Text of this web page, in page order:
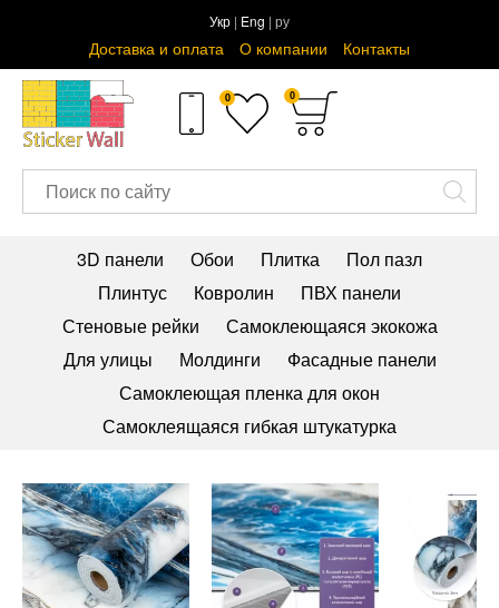
Укр | Eng | ру
Доставка и оплата О компании Контакты
0 0
3D панели Обои Плитка
Пол пазл
Плинтус
Ковролин
ПВХ панели
Стеновые рейки
Самоклеющаяся экокожа
Для улицы
Молдинги
Фасадные панели
Самоклеющая пленка для окон
Самоклеящаяся гибкая штукатурка